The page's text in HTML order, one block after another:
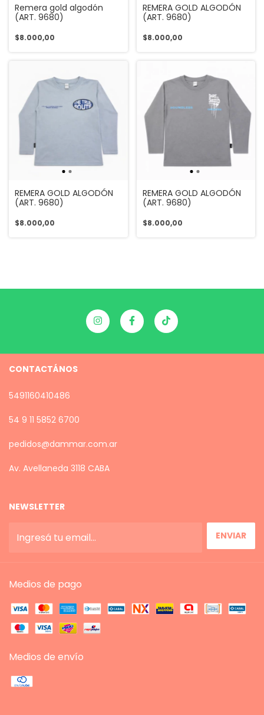
Remera gold algodón
(ART. 9680)
$8.000,00
REMERA GOLD ALGODÓN
(ART. 9680)
$8.000,00
REMERA GOLD ALGODÓN
(ART. 9680)
$8.000,00
REMERA GOLD ALGODÓN
(ART. 9680)
$8.000,00
CONTACTÁNOS
5491160410486
54 9 11 5852 6700
pedidos@dammar.com.ar
Av. Avellaneda 3118 CABA
NEWSLETTER
Medios de pago
Medios de envío